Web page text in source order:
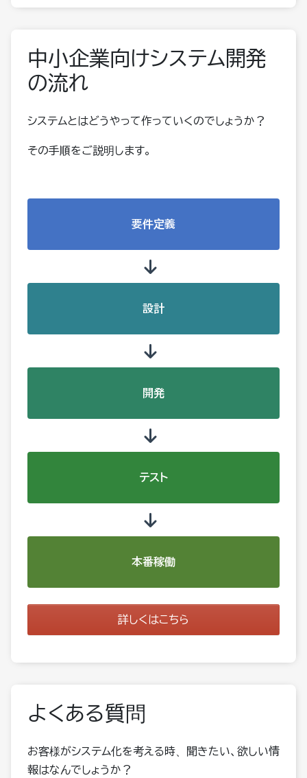
中小企業向けシステム開発
の流れ
システムとはどうやって作っていくのでしょうか？
その手順をご説明します。
要件定義
設計
開発
テスト
本番稼働
詳しくはこちら
よくある質問
お客様がシステム化を考える時、聞きたい、欲しい情
報はなんでしょうか？